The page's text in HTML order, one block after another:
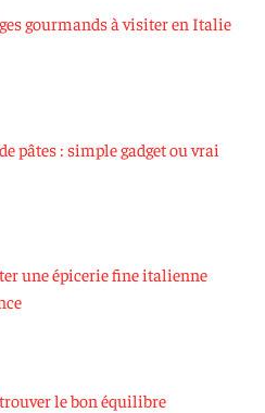
gourmands à visiter en Italie
pâtes : simple gadget ou vrai
une épicerie fine italienne
le bon équilibre